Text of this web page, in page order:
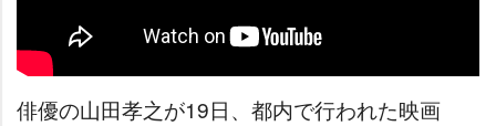
俳優の山田孝之が19日、都内で行われた映画